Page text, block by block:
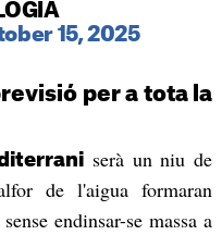
15, 2025
per a tota la
serà un niu de
de l'aigua formaran
endinsar-se massa a